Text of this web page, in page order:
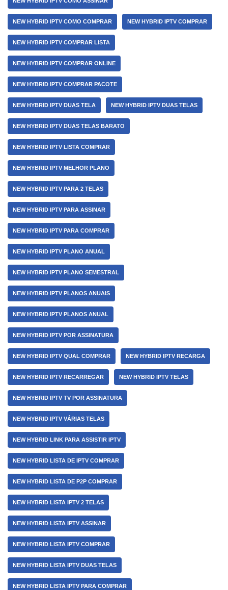
NEW HYBRID IPTV COMO COMPRAR NEW HYBRID IPTV COMPRAR
NEW HYBRID IPTV COMPRAR LISTA
NEW HYBRID IPTV COMPRAR ONLINE
NEW HYBRID IPTV COMPRAR PACOTE
NEW HYBRID IPTV DUAS TELA NEW HYBRID IPTV DUAS TELAS
NEW HYBRID IPTV DUAS TELAS BARATO
NEW HYBRID IPTV LISTA COMPRAR
NEW HYBRID IPTV MELHOR PLANO
NEW HYBRID IPTV PARA 2 TELAS
NEW HYBRID IPTV PARA ASSINAR
NEW HYBRID IPTV PARA COMPRAR
NEW HYBRID IPTV PLANO ANUAL
NEW HYBRID IPTV PLANO SEMESTRAL
NEW HYBRID IPTV PLANOS ANUAIS
NEW HYBRID IPTV PLANOS ANUAL
NEW HYBRID IPTV POR ASSINATURA
NEW HYBRID IPTV QUAL COMPRAR NEW HYBRID IPTV RECARGA
NEW HYBRID IPTV RECARREGAR NEW HYBRID IPTV TELAS
NEW HYBRID IPTV TV POR ASSINATURA
NEW HYBRID IPTV VÁRIAS TELAS
NEW HYBRID LINK PARA ASSISTIR IPTV
NEW HYBRID LISTA DE IPTV COMPRAR
NEW HYBRID LISTA DE P2P COMPRAR
NEW HYBRID LISTA IPTV 2 TELAS
NEW HYBRID LISTA IPTV ASSINAR
NEW HYBRID LISTA IPTV COMPRAR
NEW HYBRID LISTA IPTV DUAS TELAS
NEW HYBRID LISTA IPTV PARA COMPRAR